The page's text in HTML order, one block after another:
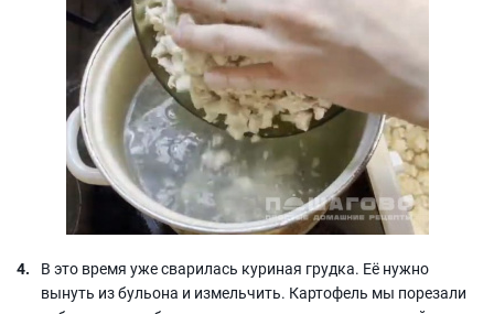
В это время уже сварилась куриная грудка. Её нужно
вынуть из бульона и измельчить. Картофель мы порезали